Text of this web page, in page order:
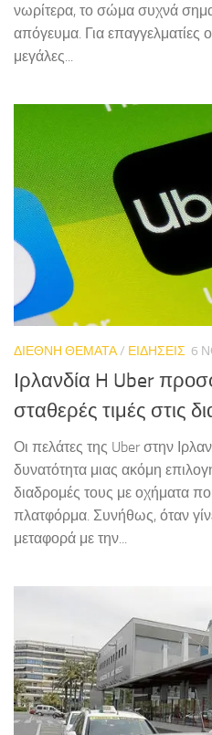
νωρίτερα, το σώμα συχνά
απόγευμα. Για επαγγελματίες
μεγάλες...
ΔΙΕΘΝΗ ΘΕΜΑΤΑ/ ΕΙΔΗΣΕΙΣ 6
Ιρλανδία H Uber
σταθερές τιμές στις
Οι πελάτες της Uber στην
δυνατότητα μιας ακόμη
διαδρομές τους με οχήματα
πλατφόρμα. Συνήθως, όταν
μεταφορά με την...